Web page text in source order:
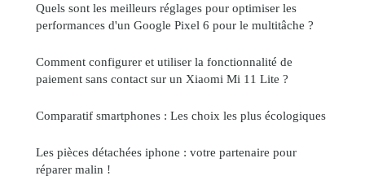
Quels sont les meilleurs réglages pour optimiser les
performances d'un Google Pixel 6 pour le multitâche ?
Comment configurer et utiliser la fonctionnalité de
paiement sans contact sur un Xiaomi Mi 11 Lite ?
Comparatif smartphones : Les choix les plus écologiques
Les pièces détachées iphone : votre partenaire pour
réparer malin !